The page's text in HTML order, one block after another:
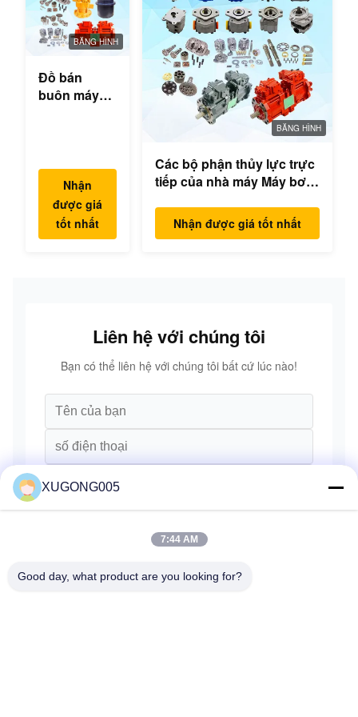
BĂNG HÌNH
Đồ bán
buôn máy
phận động
cơ swing
cho Hyundai
Yanmar
Komatsu
Nhận
được giá
tốt nhất
BĂNG HÌNH
Các bộ phận thủy lực trực
tiếp của nhà máy Máy bơm
Mô hình động cơ
PC/EX/EC/DH/DX/CAAT/SH
Nhận được giá tốt nhất
Liên hệ với chúng tôi
Bạn có thể liên hệ với chúng tôi bất cứ lúc nào!
XUGONG005
7:44 AM
Good day, what product are you looking for?